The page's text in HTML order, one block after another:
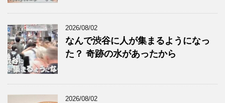
2026/08/02
なんで渋谷に人が集まるようになっ
た？ 奇跡の水があったから
2026/08/02